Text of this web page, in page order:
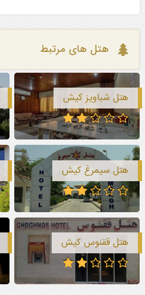
هتل های مرتبط
هتل شباویز کیش
هتل سیمرغ کیش
هتل ققنوس کیش